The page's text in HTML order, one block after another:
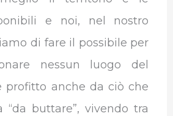
e noi, nel nostro
di fare il possibile per
nessun luogo del
profitto anche da ciò che
“da buttare”, vivendo tra